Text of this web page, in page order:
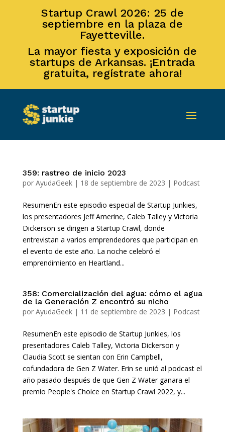
Startup Crawl 2026: 25 de
septiembre en la plaza de
Fayetteville.
La mayor fiesta y exposición de
startups de Arkansas. ¡Entrada
gratuita, regístrate ahora!
359: rastreo de inicio 2023
por AyudaGeek| 18 de septiembre de 2023 | Podcast
ResumenEn este episodio especial de Startup Junkies,
los presentadores Jeff Amerine, Caleb Talley y Victoria
Dickerson se dirigen a Startup Crawl, donde
entrevistan a varios emprendedores que participan en
el evento de este año. La noche celebró el
emprendimiento en Heartland...
358: Comercialización del agua: cómo el agua
de la Generación Z encontró su nicho
por AyudaGeek| 11 de septiembre de 2023 | Podcast
ResumenEn este episodio de Startup Junkies, los
presentadores Caleb Talley, Victoria Dickerson y
Claudia Scott se sientan con Erin Campbell,
cofundadora de Gen Z Water. Erin se unió al podcast el
año pasado después de que Gen Z Water ganara el
premio People's Choice en Startup Crawl 2022, y...